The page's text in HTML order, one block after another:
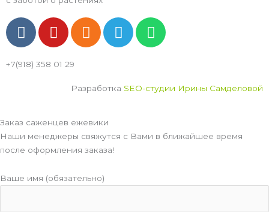
V
k
Y
o
t
O
d
k
l
s
s
n
i
k
T
e
g
m
W
h
s
a
+7(918) 358 01 29
Разработка SEO-студии Ирины Самделовой
Заказ саженцев ежевики
Наши менеджеры свяжутся с Вами в ближайшее время
после оформления заказа!
Ваше имя (обязательно)